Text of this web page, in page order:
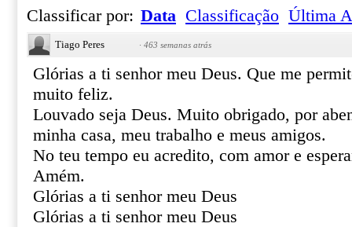
Classificar por: Data Classificação Última
Tiago Peres · 463 semanas atrás
Glórias a ti senhor meu Deus. Que me
muito feliz.
Louvado seja Deus. Muito obrigado, por
minha casa, meu trabalho e meus amigos.
No teu tempo eu acredito, com amor e
Amém.
Glórias a ti senhor meu Deus
Glórias a ti senhor meu Deus